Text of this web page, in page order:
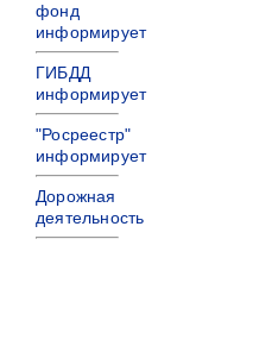
фонд
информирует
ГИБДД
информирует
"Росреестр"
информирует
Дорожная
деятельность